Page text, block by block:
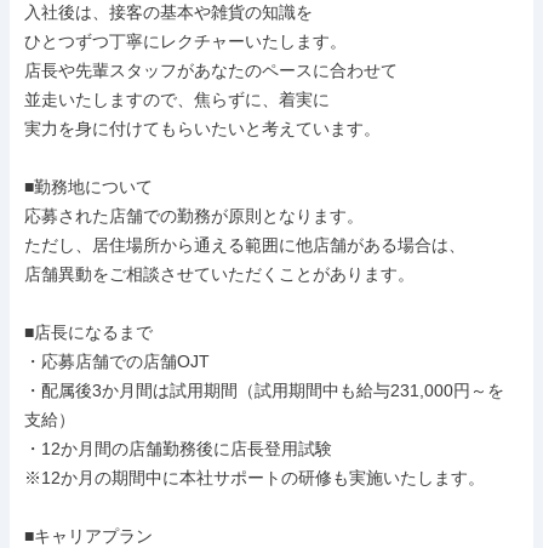
入社後は、接客の基本や雑貨の知識を
ひとつずつ丁寧にレクチャーいたします。
店長や先輩スタッフがあなたのペースに合わせて
並走いたしますので、焦らずに、着実に
実力を身に付けてもらいたいと考えています。
■勤務地について
応募された店舗での勤務が原則となります。
ただし、居住場所から通える範囲に他店舗がある場合は、
店舗異動をご相談させていただくことがあります。
■店長になるまで
・応募店舗での店舗OJT
・配属後3か月間は試用期間（試用期間中も給与231,000円～を
支給）
・12か月間の店舗勤務後に店長登用試験
※12か月の期間中に本社サポートの研修も実施いたします。
■キャリアプラン